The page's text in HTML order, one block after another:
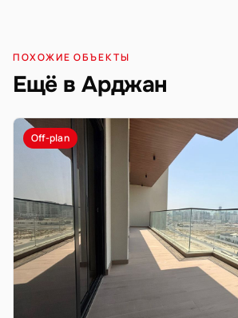
ПОХОЖИЕ ОБЪЕКТЫ
Ещё в Арджан
Off-plan